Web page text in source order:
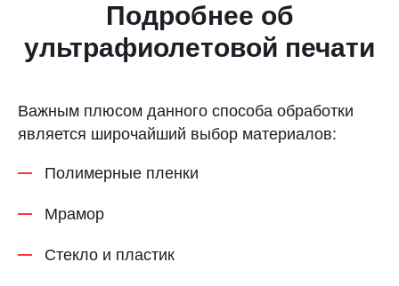
САМАРА
sale@plastikam.ru
Подробнее об
ультрафиолетовой печати
Важным плюсом данного способа обработки
является широчайший выбор материалов:
Полимерные пленки
Мрамор
Стекло и пластик